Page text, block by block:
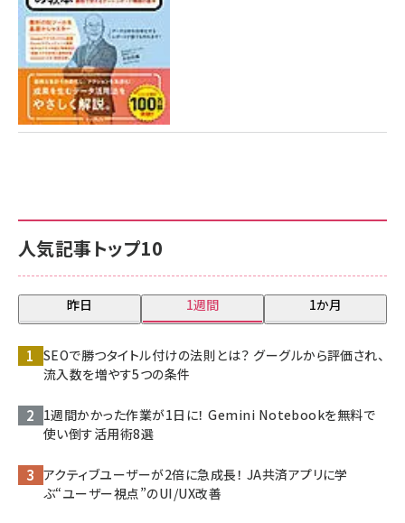
人気記事トップ10
昨日 1週間 1か月
SEOで勝つタイトル付けの法則とは？ グーグルから評価され、
流入数を増やす5つの条件
1週間かかった作業が1日に！ Gemini Notebookを無料で
使い倒す活用術8選
アクティブユーザーが2倍に急成長！ JA共済アプリに学
ぶ“ユーザー視点”のUI/UX改善